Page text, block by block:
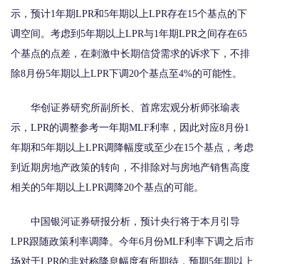
示，预计1年期LPR和5年期以上LPR存在15个基点的下
调空间。考虑到5年期以上LPR与1年期LPR之间存在65
个基点的点差，在刺激中长期信贷需求的诉求下，不排
除8月份5年期以上LPR下调20个基点至4%的可能性。
华创证券研究所副所长、首席宏观分析师张瑜表
示，LPR的调整参考一年期MLF利率，因此对应8月份1
年期和5年期以上LPR调降幅度或至少在15个基点，考虑
到近期房地产政策的转向，不排除对与房地产销售高度
相关的5年期以上LPR调降20个基点的可能。
中国银河证券研报分析，预计央行将于本月引导
LPR跟随政策利率调降。今年6月份MLF利率下调之后市
场对于LPR的非对称降息幅度有所期待，预期5年期以上